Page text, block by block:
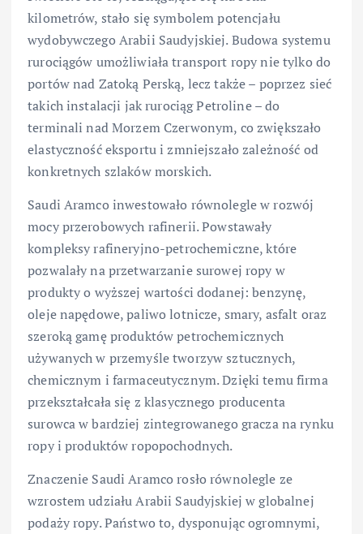
kilometrów, stało się symbolem potencjału
wydobywczego Arabii Saudyjskiej. Budowa systemu
rurociągów umożliwiała transport ropy nie tylko do
portów nad Zatoką Perską, lecz także – poprzez sieć
takich instalacji jak rurociąg Petroline – do
terminali nad Morzem Czerwonym, co zwiększało
elastyczność eksportu i zmniejszało zależność od
konkretnych szlaków morskich.
Saudi Aramco inwestowało równolegle w rozwój
mocy przerobowych rafinerii. Powstawały
kompleksy rafineryjno-petrochemiczne, które
pozwalały na przetwarzanie surowej ropy w
produkty o wyższej wartości dodanej: benzynę,
oleje napędowe, paliwo lotnicze, smary, asfalt oraz
szeroką gamę produktów petrochemicznych
używanych w przemyśle tworzyw sztucznych,
chemicznym i farmaceutycznym. Dzięki temu firma
przekształcała się z klasycznego producenta
surowca w bardziej zintegrowanego gracza na rynku
ropy i produktów ropopochodnych.
Znaczenie Saudi Aramco rosło równolegle ze
wzrostem udziału Arabii Saudyjskiej w globalnej
podaży ropy. Państwo to, dysponując ogromnymi,